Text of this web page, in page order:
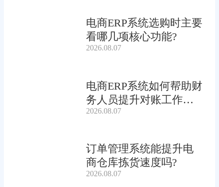
电商ERP系统选购时主要
看哪几项核心功能?
2026.08.07
电商ERP系统如何帮助财
务人员提升对账工作效
率?
2026.08.07
订单管理系统能提升电
商仓库拣货速度吗?
2026.08.07